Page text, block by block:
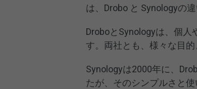
は、Drobo と Synologyの
DroboとSynologyは、個
す。両社とも、様々な目
Synologyは2000年に、
たが、そのシンプルさと